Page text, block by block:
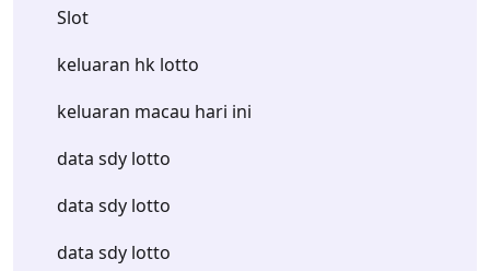
Slot
keluaran hk lotto
keluaran macau hari ini
data sdy lotto
data sdy lotto
data sdy lotto